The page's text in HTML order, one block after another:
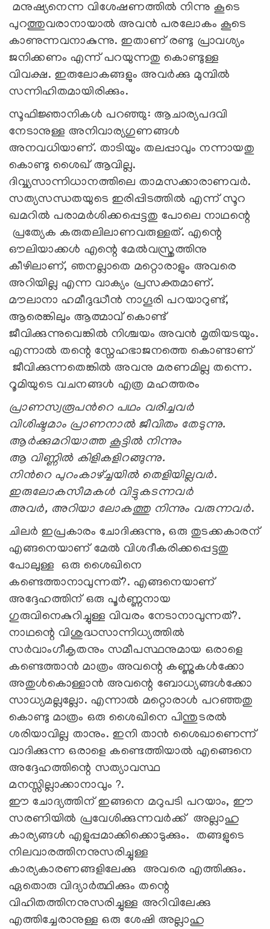
മനുഷ്യനെന്ന വിശേഷണത്തില്‍ നിന്നു കൂടെ
പുറത്തുവരാനായാല്‍ അവന്‍ പരലോകം കൂടെ
കാണുന്നവനാകുന്നു. ഇതാണ് രണ്ടു പ്രാവശ്യം
ജനിക്കണം എന്ന് പറയുന്നതു കൊണ്ടുള്ള
വിവക്ഷ. ഇരുലോകങ്ങളും അവര്‍ക്കു മുമ്പില്‍
സന്നിഹിതമായിരിക്കും.
സൂഫിജ്ഞാനികള്‍ പറഞ്ഞു: ആചാര്യപദവി
നേടാനുള്ള അനിവാര്യഗുണങ്ങള്‍
അനവധിയാണ്. താടിയും തലപ്പാവും നന്നായതു
കൊണ്ടു ശൈഖ് ആവില്ല.
ദിവ്വ്യസാന്നിധാനത്തിലെ താമസക്കാരാണവര്‍.
സത്യസന്ധതയുടെ ഇരിപ്പിടത്തില്‍ എന്ന് സൂറ
ഖമറില്‍ പരാമര്‍ശിക്കപ്പെട്ടതു പോലെ നാഥന്റെ
പ്രത്യേക കരുതലിലാണവരുള്ളത്. എന്റെ
ഔലിയാക്കള്‍ എന്റെ മേല്‍വസ്ത്രത്തിനു
കീഴിലാണ്, ഞനല്ലാതെ മറ്റൊരാളും അവരെ
അറിയില്ല എന്ന വാക്യം പ്രസക്തമാണ്.
മൗലാനാ ഹമീദുദ്ധീന്‍ നാഗൂരി പറയാറുണ്ട്,
ആരെങ്കിലും ആത്മാവ് കൊണ്ട്
ജീവിക്കുന്നുവെങ്കില്‍ നിശ്ചയം അവന്‍ മൃതിയടയും.
എന്നാല്‍ തന്റെ സ്നേഹഭാജനത്തെ കൊണ്ടാണ്
ജീവിക്കുന്നതെങ്കില്‍ അവനു മരണമില്ല തന്നെ.
റൂമിയുടെ വചനങ്ങള്‍ എത്ര മഹത്തരം
പ്രാണസ്വരൂപന്‍റെ പഥം വരിച്ചവര്‍
വിശിഷ്ടമാം പ്രാണനാല്‍ ജീവിതം തേടുന്നു.
ആര്‍ക്കുമറിയാത്ത കൂട്ടില്‍ നിന്നും
ആ വിണ്ണില്‍ കിളികളിറങ്ങുന്നു.
നിന്‍റെ പുറംകാഴ്ച്ചയില്‍ തെളിയില്ലവര്‍.
ഇരുലോകസീമകള്‍ വിട്ടുകടന്നവര്‍
അവര്‍, അറിയാ ലോകത്തു നിന്നും വരുന്നവര്‍.
ചിലര്‍ ഇപ്രകാരം ചോദിക്കുന്നു, ഒരു തുടക്കകാരന്
എങ്ങനെയാണ് മേല്‍ വിശദീകരിക്കപ്പെട്ടതു
പോലുള്ള ഒരു ശൈഖിനെ
കണ്ടെത്താനാവുന്നത്?. എങ്ങനെയാണ്
അദ്ദേഹത്തിന് ഒരു പൂര്‍ണ്ണനായ
ഗുരുവിനെകുറിച്ചുള്ള വിവരം നേടാനാവുന്നത്?.
നാഥന്റെ വിശുദ്ധസാന്നിധ്യത്തില്‍
സര്‍വാംഗീകൃതനും സമീപസ്ഥനുമായ ഒരാളെ
കണ്ടെത്താന്‍ മാത്രം അവന്റെ കണ്ണുകള്‍ക്കോ
അതുള്‍കൊള്ളാന്‍ അവന്റെ ബോധ്യങ്ങള്‍ക്കോ
സാധ്യമല്ലല്ലോ. എന്നാല്‍ മറ്റൊരാള്‍ പറഞ്ഞതു
കൊണ്ടു മാത്രം ഒരു ശൈഖിനെ പിന്തുടരല്‍
ശരിയാവില്ല താനും. ഇനി താന്‍ ശൈഖാണെന്ന്
വാദിക്കുന്ന ഒരാളെ കണ്ടെത്തിയാല്‍ എങ്ങെനെ
അദ്ദേഹത്തിന്റെ സത്യാവസ്ഥ
മനസ്സില്ലാക്കാനാവും ?.
ഈ ചോദ്യത്തിന് ഇങ്ങനെ മറുപടി പറയാം, ഈ
സരണിയില്‍ പ്രവേശിക്കുന്നവര്‍ക്ക് അല്ലാഹു
കാര്യങ്ങള്‍ എളുപ്പമാക്കിക്കൊടുക്കും. തങ്ങളുടെ
നിലവാരത്തിനനുസരിച്ചുള്ള
കാര്യകാരണങ്ങളിലേക്കു അവരെ എത്തിക്കും.
ഏതൊരു വിദ്യാര്‍ത്ഥിക്കും തന്റെ
വിഹിതത്തിനനുസരിച്ചുള്ള അറിവിലേക്കു
എത്തിച്ചേരാനുള്ള ഒരു ശേഷി അല്ലാഹു